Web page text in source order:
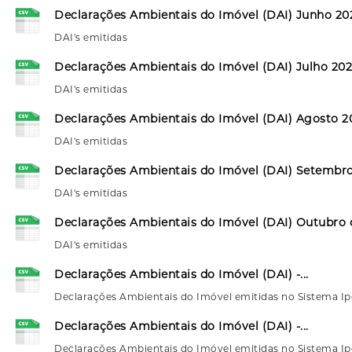
Declarações Ambientais do Imóvel (DAI) Junho
DAI's emitidas
Declarações Ambientais do Imóvel (DAI) Julho
DAI's emitidas
Declarações Ambientais do Imóvel (DAI) Agosto
DAI's emitidas
Declarações Ambientais do Imóvel (DAI)
DAI's emitidas
Declarações Ambientais do Imóvel (DAI) Outubro
DAI's emitidas
Declarações Ambientais do Imóvel (DAI) -...
Declarações Ambientais do Imóvel emitidas no Sistema
Declarações Ambientais do Imóvel (DAI) -...
Declarações Ambientais do Imóvel emitidas no Sistema